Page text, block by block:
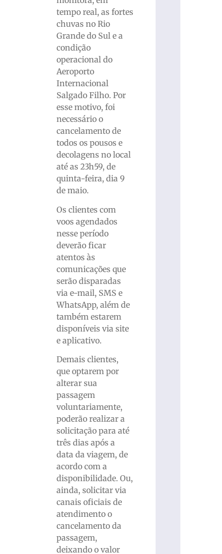
tempo real, as fortes
chuvas no Rio
Grande do Sul e a
condição
operacional do
Aeroporto
Internacional
Salgado Filho. Por
esse motivo, foi
necessário o
cancelamento de
todos os pousos e
decolagens no local
até as 23h59, de
quinta-feira, dia 9
de maio.
Os clientes com
voos agendados
nesse período
deverão ficar
atentos às
comunicações que
serão disparadas
via e-mail, SMS e
WhatsApp, além de
também estarem
disponíveis via site
e aplicativo.
Demais clientes,
que optarem por
alterar sua
passagem
voluntariamente,
poderão realizar a
solicitação para até
três dias após a
data da viagem, de
acordo com a
disponibilidade. Ou,
ainda, solicitar via
canais oficiais de
atendimento o
cancelamento da
passagem,
deixando o valor